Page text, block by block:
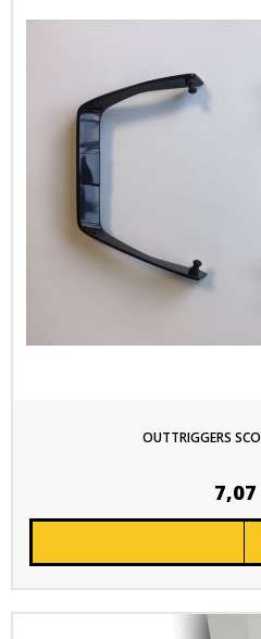
OUTTRIGGERS
7,07